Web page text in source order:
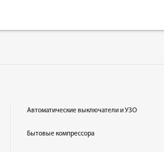
Автоматические выключатели и УЗО
Бытовые компрессора